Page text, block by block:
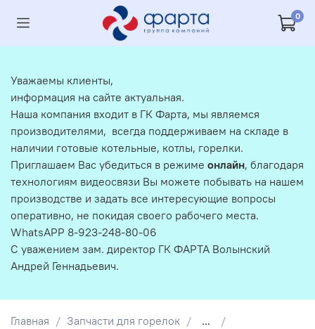
0
Главная Запчасти для горелок
...
Уважаемы клиенты,
информация на сайте актуальная.
Наша компания входит в ГК Фарта, мы являемся
производителями, всегда поддерживаем на складе в
наличии готовые котельные, котлы, горелки.
Приглашаем Вас убедиться в режиме онлайн, благодаря
технологиям видеосвязи Вы можете побывать на нашем
производстве и задать все интересующие вопросы
оперативно, не покидая своего рабочего места.
WhatsAPP 8-923-248-80-06
С уважением зам. директор ГК ФАРТА Волынский
Андрей Геннадьевич.